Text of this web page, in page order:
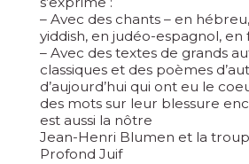
– Avec des chants – en
yiddish, en judéo-espagnol, en
– Avec des textes de grands
classiques et des poèmes
d’aujourd’hui qui ont eu le
des mots sur leur blessure
est aussi la nôtre
Jean-Henri Blumen et la
Profond Juif